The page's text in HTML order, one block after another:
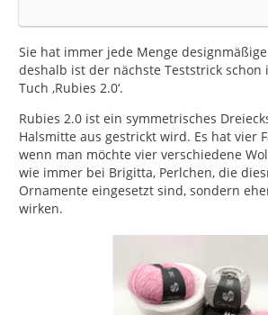
Sie hat immer jede Menge
deshalb ist der nächste Teststrick
Tuch ‚Rubies 2.0‘.
Rubies 2.0 ist ein symmetrisches
Halsmitte aus gestrickt wird. Es hat vier
wenn man möchte vier verschiedene
wie immer bei Brigitta, Perlchen, die
Ornamente eingesetzt sind, sondern
wirken.